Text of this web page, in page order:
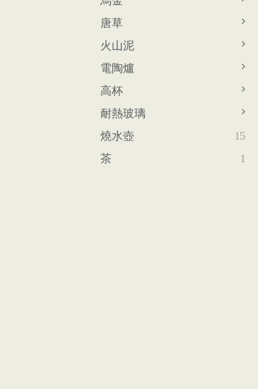
唐草
火山泥
電陶爐
高杯
耐熱玻璃
燒水壺
15
茶
1